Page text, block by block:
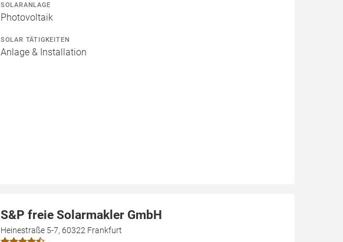
SOLARANLAGE
Photovoltaik
SOLAR TÄTIGKEITEN
Anlage & Installation
S&P freie Solarmakler GmbH
Heinestraße 5-7, 60322 Frankfurt